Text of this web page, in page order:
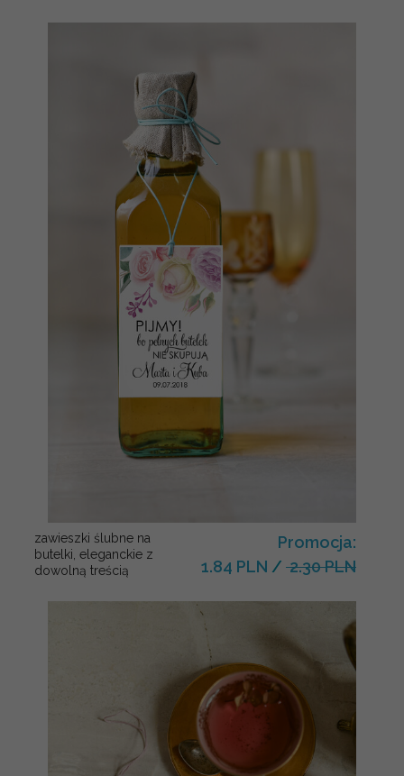
zawieszki ślubne na
butelki, eleganckie z
dowolną treścią
Promocja:
1.84 PLN / 2.30 PLN